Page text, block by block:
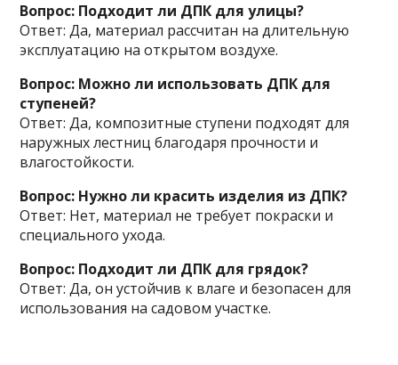
Вопрос: Подходит ли ДПК для улицы?
Ответ: Да, материал рассчитан на длительную
эксплуатацию на открытом воздухе.
Вопрос: Можно ли использовать ДПК для
ступеней?
Ответ: Да, композитные ступени подходят для
наружных лестниц благодаря прочности и
влагостойкости.
Вопрос: Нужно ли красить изделия из ДПК?
Ответ: Нет, материал не требует покраски и
специального ухода.
Вопрос: Подходит ли ДПК для грядок?
Ответ: Да, он устойчив к влаге и безопасен для
использования на садовом участке.